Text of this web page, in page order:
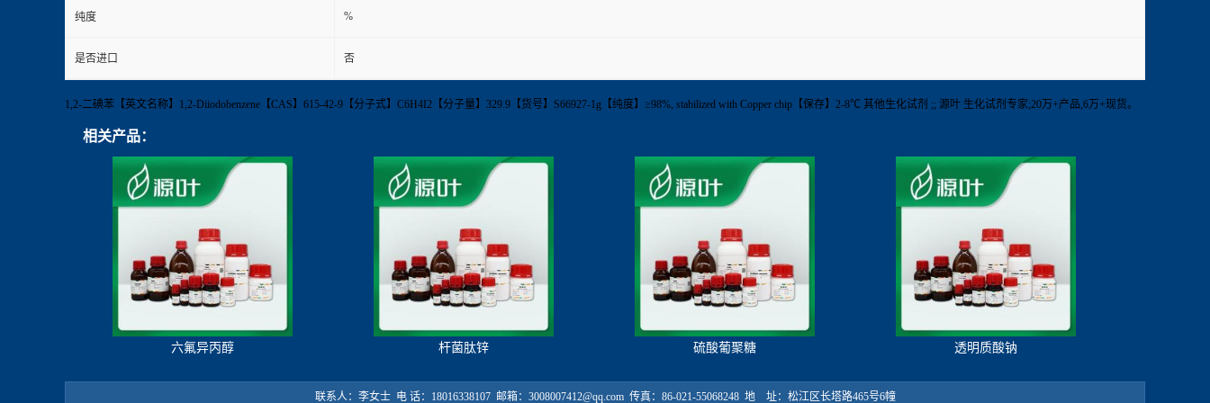
纯度 %
是否进口 否
1,2-二碘苯【英文名称】1,2-Diiodobenzene【CAS】615-42-9【分子式】C6H4I2【分子量】329.9【货号】S66927-1g【纯度】≥98%, stabilized with Copper chip【保存】2-8℃ 其他生化试剂 ;; 源叶 生化试剂专家;20万+产品,6万+现货。
相关产品：
六氟异丙醇 杆菌肽锌 硫酸葡聚糖 透明质酸钠
联系人：李女士 电 话：18016338107 邮箱：3008007412@qq.com 传真：86-021-55068248 地 址：松江区长塔路465号6幢